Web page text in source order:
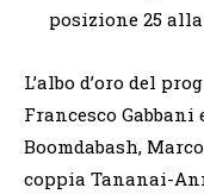
posizione 25
L’albo d’oro del
Francesco
Boomdabash,
coppia Tananai-